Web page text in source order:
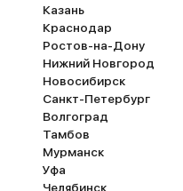
Казань
Краснодар
Ростов-на-Дону
Нижний Новгород
Новосибирск
Санкт-Петербург
Волгоград
Тамбов
Мурманск
Уфа
Челябинск